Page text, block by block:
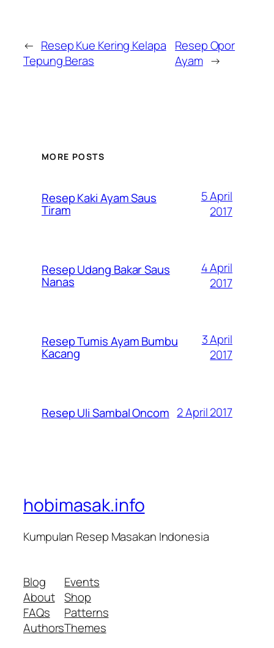
← Resep Kue Kering Kelapa
Tepung Beras
Resep Opor
Ayam →
MORE POSTS
Resep Kaki Ayam Saus
Tiram
5 April
2017
Resep Udang Bakar Saus
Nanas
4 April
2017
Resep Tumis Ayam Bumbu
Kacang
3 April
2017
Resep Uli Sambal Oncom 2 April 2017
hobimasak.info
Kumpulan Resep Masakan Indonesia
Blog
About
FAQs
Authors
Events
Shop
Patterns
Themes